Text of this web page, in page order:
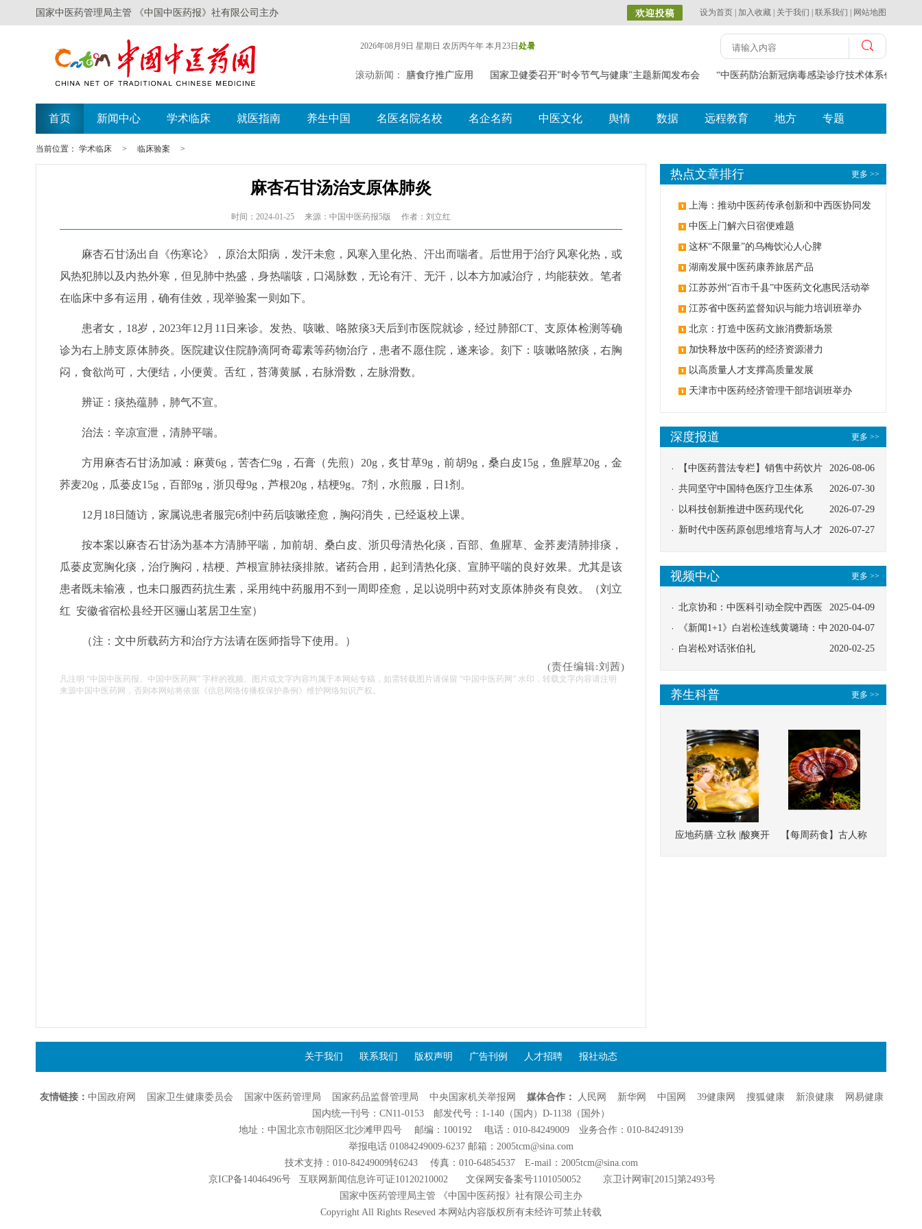
国家中医药管理局主管 《中国中医药报》社有限公司主办 设为首页 加入收藏 关于我们 联系我们 网站地图
2026年08月9日 星期日 农历丙午年 本月23日 处暑
滚动新闻：
遗失声明 广西举办比赛探索中（壮瑶）药药膳食疗推广应用 国家卫健委召开"时令节气与健康"主题新闻发布会 “中医药防治新冠病毒感染诊疗技术体系创建与
首页 新闻中心 学术临床 就医指南 养生中国 名医名院名校 名企名药 中医文化 舆情 数据 远程教育 地方 专题
当前位置： 学术临床 > 临床验案 >
麻杏石甘汤治支原体肺炎
时间：2024-01-25 来源：中国中医药报5版 作者：刘立红
麻杏石甘汤出自《伤寒论》，原治太阳病，发汗未愈，风寒入里化热、汗出而喘者。后世用于治疗风寒化热，或
风热犯肺以及内热外寒，但见肺中热盛，身热喘咳，口渴脉数，无论有汗、无汗，以本方加减治疗，均能获效。笔者
在临床中多有运用，确有佳效，现举验案一则如下。
患者女，18岁，2023年12月11日来诊。发热、咳嗽、咯脓痰3天后到市医院就诊，经过肺部CT、支原体检测等确
诊为右上肺支原体肺炎。医院建议住院静滴阿奇霉素等药物治疗，患者不愿住院，遂来诊。刻下：咳嗽咯脓痰，右胸
闷，食欲尚可，大便结，小便黄。舌红，苔薄黄腻，右脉滑数，左脉滑数。
辨证：痰热蕴肺，肺气不宣。
治法：辛凉宣泄，清肺平喘。
方用麻杏石甘汤加减：麻黄6g，苦杏仁9g，石膏（先煎）20g，炙甘草9g，前胡9g，桑白皮15g，鱼腥草20g，金
荞麦20g，瓜蒌皮15g，百部9g，浙贝母9g，芦根20g，桔梗9g。7剂，水煎服，日1剂。
12月18日随访，家属说患者服完6剂中药后咳嗽痊愈，胸闷消失，已经返校上课。
按本案以麻杏石甘汤为基本方清肺平喘，加前胡、桑白皮、浙贝母清热化痰，百部、鱼腥草、金荞麦清肺排痰，
瓜蒌皮宽胸化痰，治疗胸闷，桔梗、芦根宣肺祛痰排脓。诸药合用，起到清热化痰、宣肺平喘的良好效果。尤其是该
患者既未输液，也未口服西药抗生素，采用纯中药服用不到一周即痊愈，足以说明中药对支原体肺炎有良效。（刘立
红 安徽省宿松县经开区骊山茗居卫生室）
（注：文中所载药方和治疗方法请在医师指导下使用。）
(责任编辑:刘茜)
凡注明 “中国中医药报、中国中医药网” 字样的视频、图片或文字内容均属于本网站专稿，如需转载图片请保留 “中国中医药网” 水印，转载文字内容请注明
来源中国中医药网，否则本网站将依据《信息网络传播权保护条例》维护网络知识产权。
更多 >>
热点文章排行
上海：推动中医药传承创新和中西医协同发
展 中医上门解六日宿便难题
这杯“不限量”的乌梅饮沁人心脾
湖南发展中医药康养旅居产品
江苏苏州“百市千县”中医药文化惠民活动举
办 江苏省中医药监督知识与能力培训班举办
北京：打造中医药文旅消费新场景
加快释放中医药的经济资源潜力
以高质量人才支撑高质量发展
天津市中医药经济管理干部培训班举办
更多 >>
深度报道
2026-08-06
【中医药普法专栏】销售中药饮片
应告知煎服方法及注意事项
2026-07-30
共同坚守中国特色医疗卫生体系
2026-07-29
以科技创新推进中医药现代化
2026-07-27
新时代中医药原创思维培育与人才
更多 >>
视频中心
2025-04-09
北京协和：中医科引动全院中西医
协同
2020-04-07
《新闻1+1》白岩松连线黄璐琦：中
医救治的临床效果
2020-02-25
白岩松对话张伯礼
更多 >>
养生科普
应地药膳·立秋 |酸爽开
【每周药食】古人称
关于我们 联系我们 版权声明 广告刊例 人才招聘 报社动态
友情链接： 中国政府网 国家卫生健康委员会 国家中医药管理局 国家药品监督管理局 中央国家机关举报网 媒体合作： 人民网 新华网 中国网 39健康网 搜狐健康 新浪健康
网易健康
国内统一刊号：CN11-0153 邮发代号：1-140（国内）D-1138（国外）
地址：中国北京市朝阳区北沙滩甲四号 邮编：100192 电话：010-84249009 业务合作：010-84249139
举报电话 01084249009-6237 邮箱：2005tcm@sina.com
技术支持：010-84249009转6243 传真：010-64854537 E-mail：2005tcm@sina.com
京ICP备14046496号
互联网新闻信息许可证10120210002文保网安备案号1101050052 京卫计网审[2015]第2493号
国家中医药管理局主管 《中国中医药报》社有限公司主办
Copyright All Rights Reseved 本网站内容版权所有未经许可禁止转载